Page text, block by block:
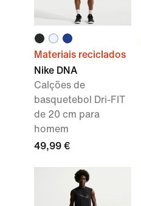
Materiais reciclados
Nike DNA
Calções de
basquetebol Dri-FIT
de 20 cm para
homem
49,99 €